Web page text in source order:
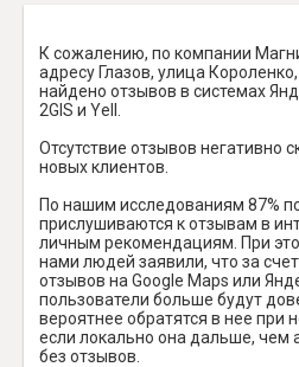
К сожалению, по компании
адресу Глазов, улица
найдено отзывов в системах
2GIS и Yell.
Отсутствие отзывов негативно
новых клиентов.
По нашим исследованиям 87%
прислушиваются к отзывам в
личным рекомендациям. При
нами людей заявили, что за
отзывов на Google Maps или
пользователи больше будут
вероятнее обратятся в нее при
если локально она дальше, чем
без отзывов.